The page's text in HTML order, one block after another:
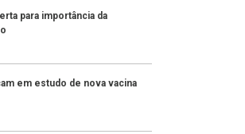
para importância da
em estudo de nova vacina